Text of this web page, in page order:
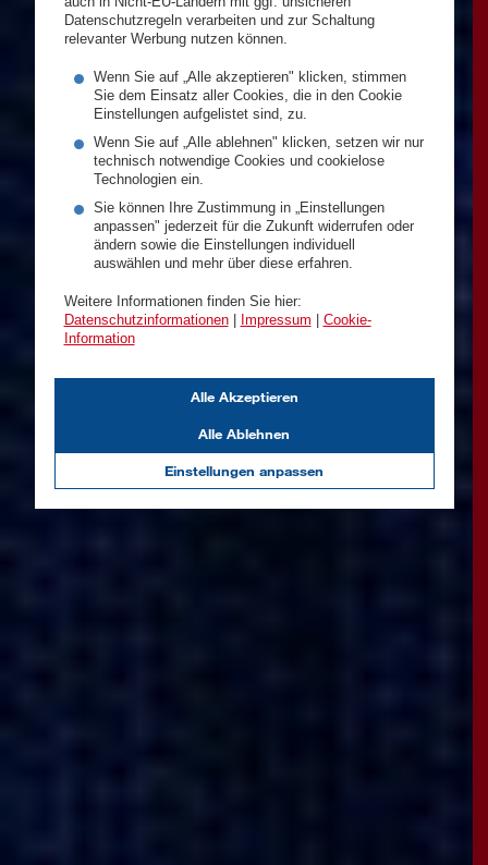
Datenschutzregeln verarbeiten und zur Schaltung
relevanter Werbung nutzen können.
Wenn Sie auf „Alle akzeptieren" klicken, stimmen
Sie dem Einsatz aller Cookies, die in den Cookie
Einstellungen aufgelistet sind, zu.
Wenn Sie auf „Alle ablehnen" klicken, setzen wir nur
technisch notwendige Cookies und cookielose
Technologien ein.
Sie können Ihre Zustimmung in „Einstellungen
anpassen" jederzeit für die Zukunft widerrufen oder
ändern sowie die Einstellungen individuell
auswählen und mehr über diese erfahren.
Weitere Informationen finden Sie hier:
Datenschutzinformationen| Impressum
Cookie-
Information
Einstellungen anpassen
Alle Ablehnen
Alle Akzeptieren